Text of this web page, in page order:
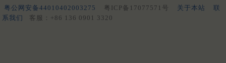
粤公网安备44010402003275 粤ICP备17077571号 关于本站
联
系我们
客服：+86 136 0901 3320